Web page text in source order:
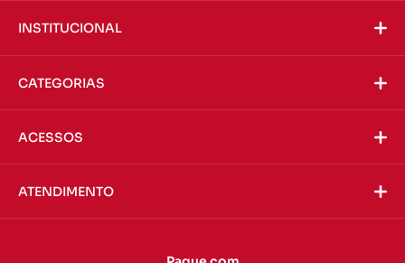
INSTITUCIONAL
CATEGORIAS
ACESSOS
ATENDIMENTO